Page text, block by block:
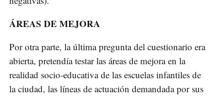
ÁREAS DE MEJORA
Por otra parte, la última pregunta del cuestionario era
abierta, pretendía testar las áreas de mejora en la
realidad socio-educativa de las escuelas infantiles de
la ciudad, las líneas de actuación demandada por sus